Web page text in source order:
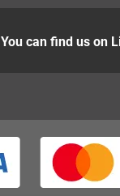
You can find us on